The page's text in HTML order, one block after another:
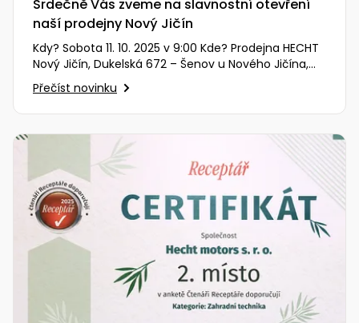
Srdečně Vás zveme na slavnostní otevření
naší prodejny Nový Jičín
Kdy? Sobota 11. 10. 2025 v 9:00 Kde? Prodejna HECHT
Nový Jičín, Dukelská 672 – Šenov u Nového Jičína,
74242 (zobrazit…
Přečíst novinku